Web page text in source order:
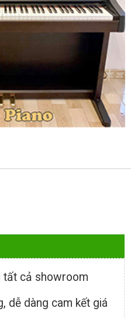
tất cả showroom
dễ dàng cam kết giá